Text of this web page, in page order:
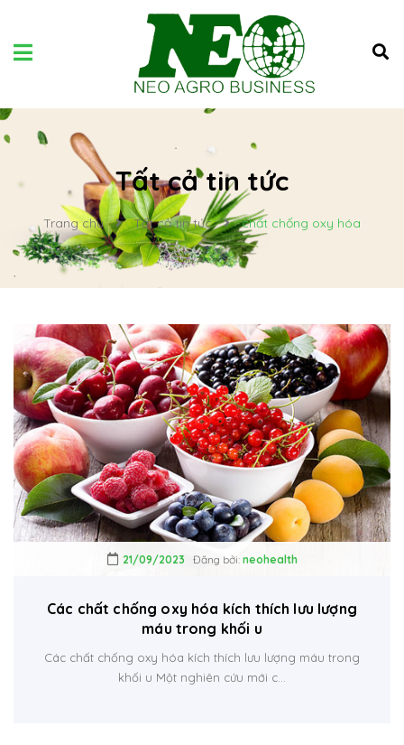
Tất cả tin tức
Trang chủ Tất cả tin tức chất chống oxy hóa
21/09/2023 Đăng bởi: neohealth
Các chất chống oxy hóa kích thích lưu lượng
máu trong khối u
Các chất chống oxy hóa kích thích lưu lượng máu trong
khối u Một nghiên cứu mới c...